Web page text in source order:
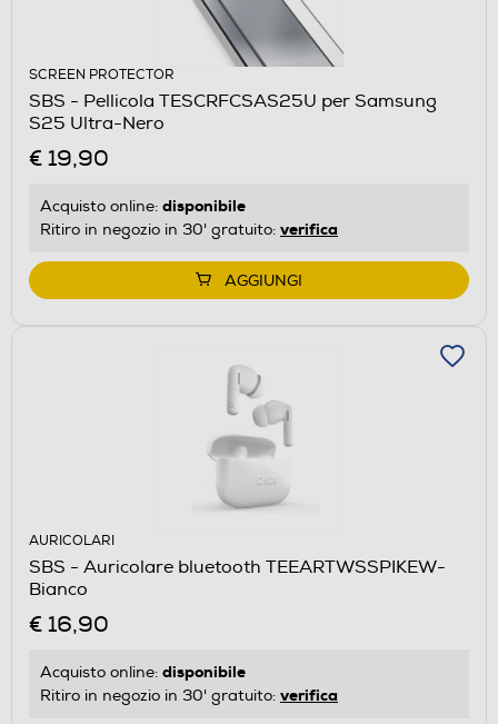
SCREEN PROTECTOR
SBS - Pellicola TESCRFCSAS25U per Samsung
S25 Ultra-Nero
€ 19,90
Acquisto online: disponibile
Ritiro in negozio in 30' gratuito: verifica
AGGIUNGI
AURICOLARI
SBS - Auricolare bluetooth TEEARTWSSPIKEW-
Bianco
€ 16,90
Acquisto online: disponibile
Ritiro in negozio in 30' gratuito: verifica